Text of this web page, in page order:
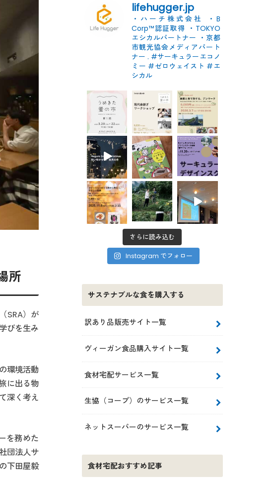
所
SRA）が
びを生み
環境活動
に出る物
深く考え
を務めた
団法人サ
下田屋毅
lifehugger.jp
・ハーチ株式会社
・B
Corp™認証取得 ・TOKYO
エシカルパートナー ・京都
市観光協会メディアパート
ナー . #サーキュラーエコノ
ミー #ゼロウェイスト #エ
シカル
さらに読み込む
Instagram でフォロー
サステナブルな食を購入する
訳あり品販売サイト一覧
ヴィーガン食品購入サイト一覧
食材宅配サービス一覧
生協（コープ）のサービス一覧
ネットスーパーのサービス一覧
食材宅配おすすめ記事